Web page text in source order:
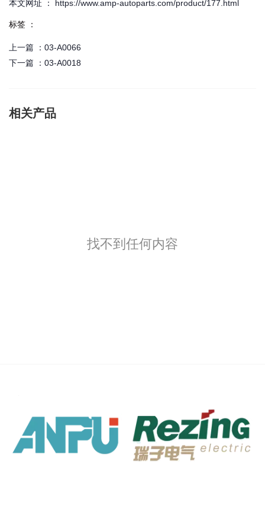
本文网址 ： https://www.amp-autoparts.com/product/177.html
标签 ：
上一篇 ： 03-A0066
下一篇 ： 03-A0018
相关产品
找不到任何内容